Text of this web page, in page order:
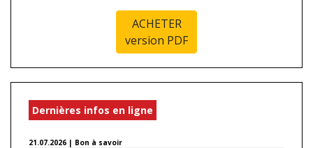
ACHETER
version PDF
Dernières infos en ligne
21.07.2026 | Bon à savoir